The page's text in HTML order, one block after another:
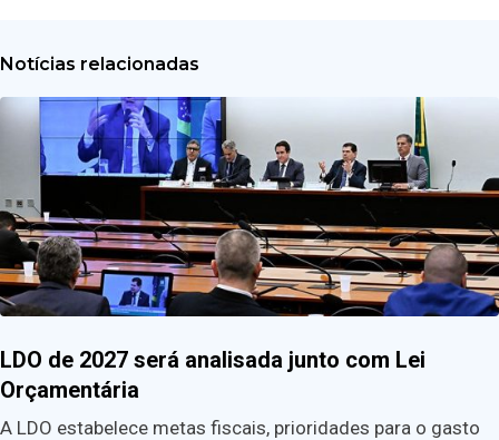
Notícias relacionadas
LDO de 2027 será analisada junto com Lei
Orçamentária
A LDO estabelece metas fiscais, prioridades para o gasto